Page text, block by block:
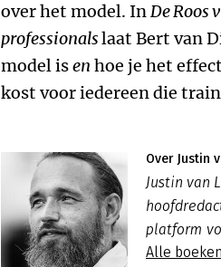
over het model. InDe Roos
professionalslaat Bert van
model isen hoe je het
kost voor iedereen die
Over Justin
Justin van
platform
Alle